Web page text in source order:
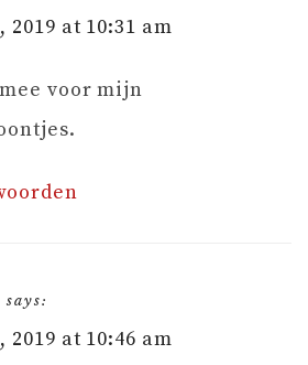
2019 at 10:31 am
voor mijn
says:
2019 at 10:46 am